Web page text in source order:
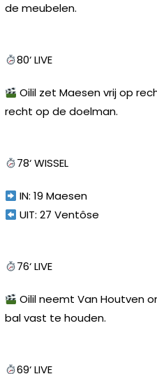
de meubelen.
80‘ LIVE
Oilil zet Maesen vrij op
recht op de doelman.
78‘ WISSEL
IN: 19 Maesen
UIT: 27 Ventôse
76‘ LIVE
Oilil neemt Van Houtven
bal vast te houden.
69‘ LIVE